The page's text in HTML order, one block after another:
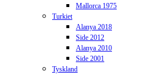
Mallorca 1975
Turkiet
Alanya 2018
Side 2012
Alanya 2010
Side 2001
Tyskland